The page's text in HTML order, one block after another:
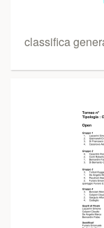
classifica